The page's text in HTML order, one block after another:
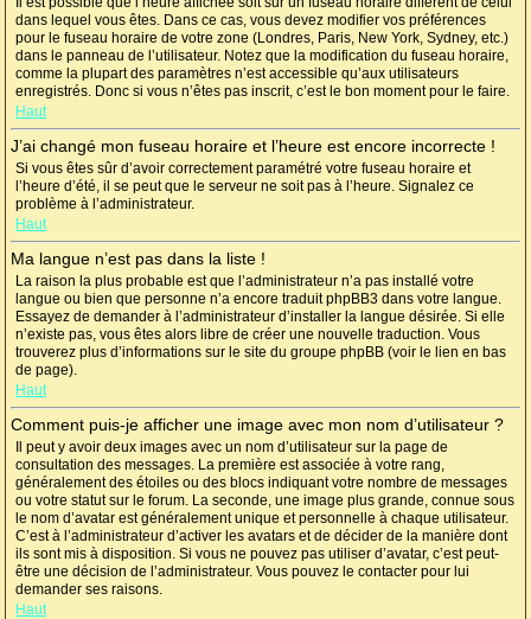
dans lequel vous êtes. Dans ce cas, vous devez modifier vos préférences
pour le fuseau horaire de votre zone (Londres, Paris, New York, Sydney, etc.)
dans le panneau de l’utilisateur. Notez que la modification du fuseau horaire,
comme la plupart des paramètres n’est accessible qu’aux utilisateurs
enregistrés. Donc si vous n’êtes pas inscrit, c’est le bon moment pour le faire.
Haut
J’ai changé mon fuseau horaire et l’heure est encore incorrecte !
Si vous êtes sûr d’avoir correctement paramétré votre fuseau horaire et
l’heure d’été, il se peut que le serveur ne soit pas à l’heure. Signalez ce
problème à l’administrateur.
Haut
Ma langue n’est pas dans la liste !
La raison la plus probable est que l’administrateur n’a pas installé votre
langue ou bien que personne n’a encore traduit phpBB3 dans votre langue.
Essayez de demander à l’administrateur d’installer la langue désirée. Si elle
n’existe pas, vous êtes alors libre de créer une nouvelle traduction. Vous
trouverez plus d’informations sur le site du groupe phpBB (voir le lien en bas
de page).
Haut
Comment puis-je afficher une image avec mon nom d’utilisateur ?
Il peut y avoir deux images avec un nom d’utilisateur sur la page de
consultation des messages. La première est associée à votre rang,
généralement des étoiles ou des blocs indiquant votre nombre de messages
ou votre statut sur le forum. La seconde, une image plus grande, connue sous
le nom d’avatar est généralement unique et personnelle à chaque utilisateur.
C’est à l’administrateur d’activer les avatars et de décider de la manière dont
ils sont mis à disposition. Si vous ne pouvez pas utiliser d’avatar, c’est peut-
être une décision de l’administrateur. Vous pouvez le contacter pour lui
demander ses raisons.
Haut